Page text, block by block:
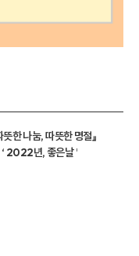
한 나눔, 따뜻한 명절』
2022년, 좋은날 ’